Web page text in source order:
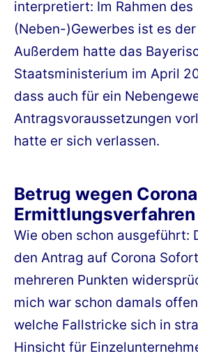
interpretiert: Im Rahmen des
(Neben-)Gewerbes ist es
Außerdem hatte das
Staatsministerium im April
dass auch für ein
Antragsvoraussetzungen
hatte er sich verlassen.
Betrug wegen
Ermittlungsverfahren
Wie oben schon ausgeführt:
den Antrag auf Corona
mehreren Punkten
mich war schon damals
welche Fallstricke sich in
Hinsicht für